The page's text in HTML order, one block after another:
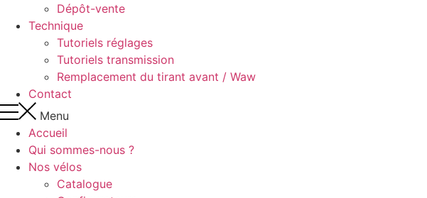
Dépôt-vente
Technique
Tutoriels réglages
Tutoriels transmission
Remplacement du tirant avant / Waw
Contact
Menu
Accueil
Qui sommes-nous ?
Nos vélos
Catalogue